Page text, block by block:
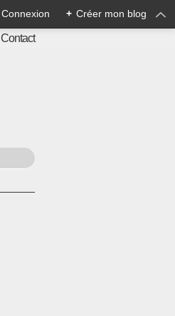
Connexion + Créer mon blog
Contact